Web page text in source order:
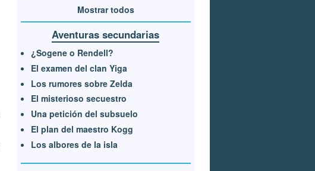
Mostrar todos
Aventuras secundarias
¿Sogene o Rendell?
El examen del clan Yiga
Los rumores sobre Zelda
El misterioso secuestro
Una petición del subsuelo
El plan del maestro Kogg
Los albores de la isla